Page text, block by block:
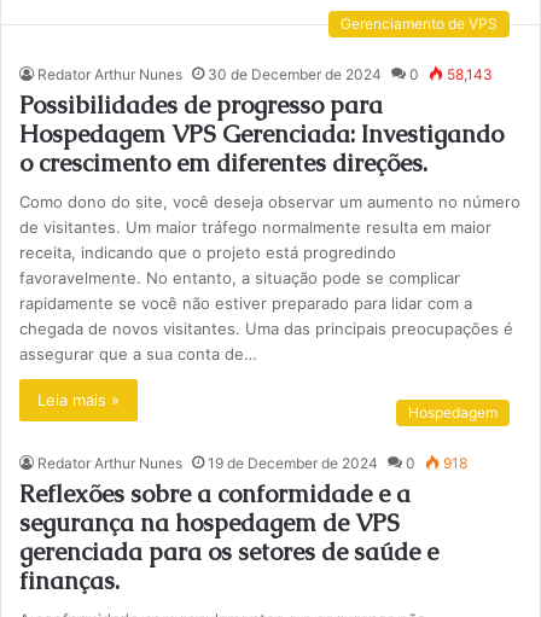
Gerenciamento de VPS
Redator Arthur Nunes 30 de December de 2024 0 58,143
Possibilidades de progresso para
Hospedagem VPS Gerenciada: Investigando
o crescimento em diferentes direções.
Como dono do site, você deseja observar um aumento no número
de visitantes. Um maior tráfego normalmente resulta em maior
receita, indicando que o projeto está progredindo
favoravelmente. No entanto, a situação pode se complicar
rapidamente se você não estiver preparado para lidar com a
chegada de novos visitantes. Uma das principais preocupações é
assegurar que a sua conta de…
Leia mais »
Hospedagem
Redator Arthur Nunes 19 de December de 2024 0 918
Reflexões sobre a conformidade e a
segurança na hospedagem de VPS
gerenciada para os setores de saúde e
finanças.